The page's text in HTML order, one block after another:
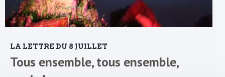
LA LETTRE DU 8 JUILLET
Tous ensemble, tous ensemble,